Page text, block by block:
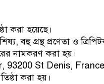
করা হয়েছে।
বহু গ্রন্থ প্রণেতা ও
নামকরণ করা হয়।
93200 St Denis, France
করা হয়।